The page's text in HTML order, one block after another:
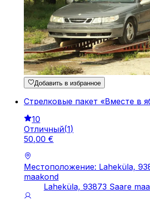
Добавить в избранное
Стрелковые пакет «Вместе в
10
Отличный(1)
50,00 €
Местоположение: Laheküla,
maakond
Laheküla, 93873 Saare